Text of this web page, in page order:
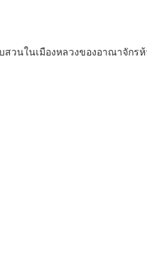
วนในเมืองหลวงของอาณาจักรห้